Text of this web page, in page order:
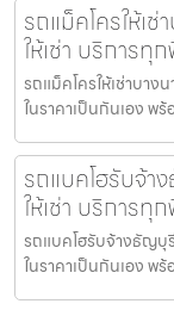
รถแม็คโครให้เ
ให้เช่า บริการทุ
รถแม็คโครให้เช่าบาง
ในราคาเป็นกันเอง
รถแบคโฮรับจ้า
ให้เช่า บริการทุ
รถแบคโฮรับจ้างธัญบุ
ในราคาเป็นกันเอง